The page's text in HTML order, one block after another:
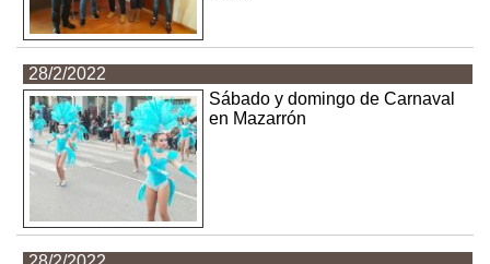
28/2/2022
Sábado y domingo de Carnaval
en Mazarrón